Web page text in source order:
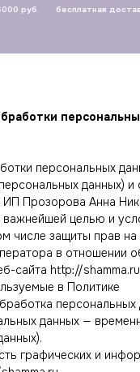
бесплатная доставка от
персональных
данных)
Прозорова Анна
важнейшей целью и
числе защиты прав
в отношении
сайта http://
в Политике
данных —
графических и